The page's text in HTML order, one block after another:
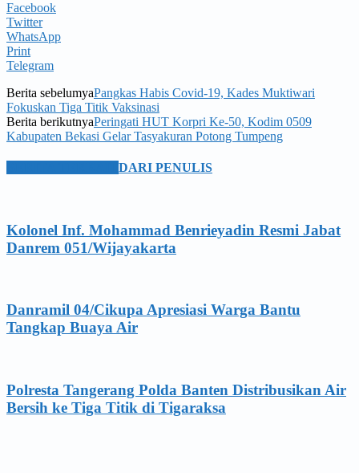
Facebook
Twitter
WhatsApp
Print
Telegram
Berita sebelumyaPangkas Habis Covid-19, Kades Muktiwari
Fokuskan Tiga Titik Vaksinasi
Berita berikutnyaPeringati HUT Korpri Ke-50, Kodim 0509
Kabupaten Bekasi Gelar Tasyakuran Potong Tumpeng
DARI PENULIS
Kolonel Inf. Mohammad Benrieyadin Resmi Jabat
Danrem 051/Wijayakarta
Danramil 04/Cikupa Apresiasi Warga Bantu
Tangkap Buaya Air
Polresta Tangerang Polda Banten Distribusikan Air
Bersih ke Tiga Titik di Tigaraksa